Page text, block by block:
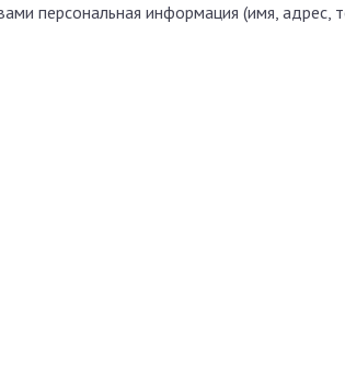
персональная информация (имя,